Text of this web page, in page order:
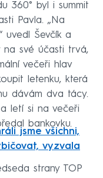
360° byl i summit
Pavla. „Na
uvedl Ševčík a
na své účasti trvá,
večeři hlav
letenku, která
dávám dva tácy.
letí si na večeři
bankovku.
jsme všichni,
vyzvala
strany TOP